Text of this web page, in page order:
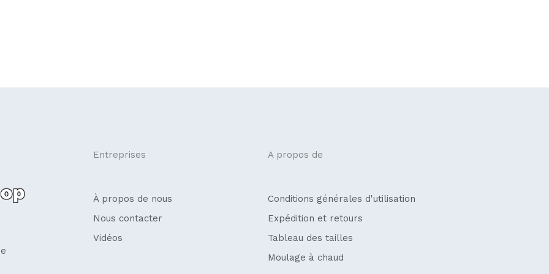
Entreprises
À propos de nous
Nous contacter
Vidéos
A propos de
Conditions générales d'utilisation
Expédition et retours
Tableau des tailles
Moulage à chaud